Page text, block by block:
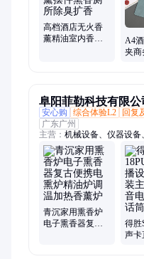
高档酒店无火香
薰精油室内香氛
A4
夹商
阜阳菲勒科技有限公
安心购
综合体验L2 回复
广东广州
主营： 机械设备、仪器设
音箱、数码印花机、生化
准仪、酒精测试仪、公共
迷你绣花机、螺杆式闸门
仪、气动扳手、投影电视
青沉家用熏香炉
电子熏香器复古
得胜
声卡